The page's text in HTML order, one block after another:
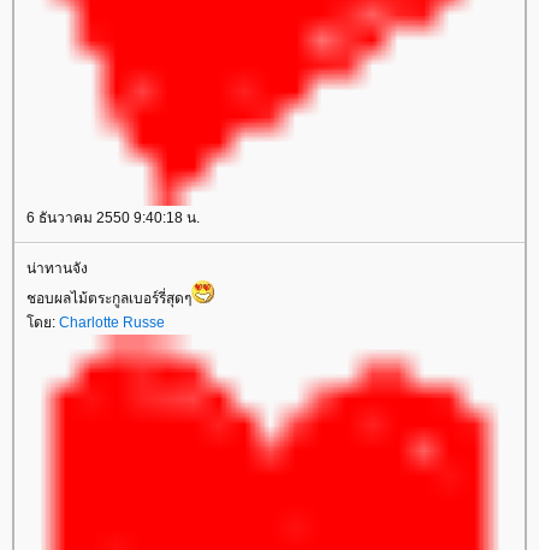
6 ธันวาคม 2550 9:40:18 น.
น่าทานจัง
ชอบผลไม้ตระกูลเบอร์รี่สุดๆ
ดย: Charlotte Russe